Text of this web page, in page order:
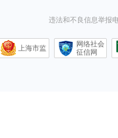
违法和不良信息举报
上海市监
网络社会
征信网